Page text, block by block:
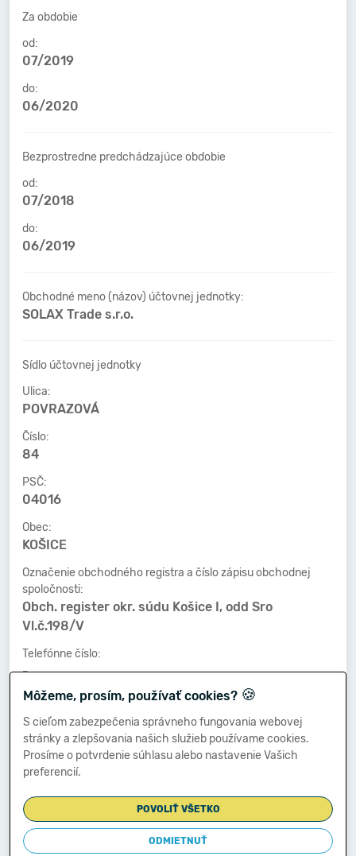
Za obdobie
od:
07/2019
do:
06/2020
Bezprostredne predchádzajúce obdobie
od:
07/2018
do:
06/2019
Obchodné meno (názov) účtovnej jednotky:
SOLAX Trade s.r.o.
Sídlo účtovnej jednotky
Ulica:
POVRAZOVÁ
Číslo:
84
PSČ:
04016
Obec:
KOŠICE
Označenie obchodného registra a číslo zápisu obchodnej
spoločnosti:
Obch. register okr. súdu Košice I, odd Sro
Vl.č.198/V
Telefónne číslo:
-
Faxové číslo:
-
E-mailová adresa:
-
Zostavená dňa:
23.09.2020
Môžeme, prosím, používať cookies? 🍪
S cieľom zabezpečenia správneho fungovania webovej
stránky a zlepšovania našich služieb používame cookies.
Prosíme o potvrdenie súhlasu alebo nastavenie Vašich
preferencií.
POVOLIŤ VŠETKO
ODMIETNUŤ